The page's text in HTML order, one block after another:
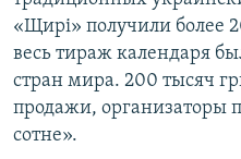
«Щирі» получили более
весь тираж календаря
стран мира. 200 тысяч
продажи, организаторы
сотне».